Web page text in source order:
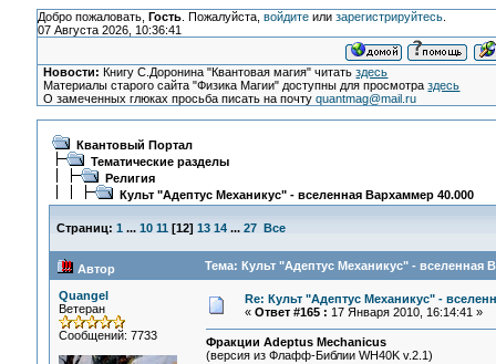
Добро пожаловать, Гость. Пожалуйста, войдитеили зарегистрируйтесь.
07 Августа 2026, 10:36:41
Новости: Книгу С.Доронина "Квантовая магия" читатьздесь
Материалы старого сайта "Физика Магии" доступны для просмотраздесь
О замеченных глюках просьба писать на почтуquantmag@mail.ru
Квантовый Портал
Тематические разделы
Религия
Культ "Адептус Механикус" - вселенная Вархаммер 40.000
Страниц: 1 ... 10 11 [12] 13 14 ... 27 Все
Автор Тема: Культ "Адептус Механикус" - вселенная
Quangel
Ветеран
Сообщений: 7733
Re: Культ "Адептус Механикус" -
« Ответ #165 : 17 Января 2010, 16:14:41 »
Фракции Adeptus Mechanicus
(версия из Флафф-Библии WH40K v.2.1)